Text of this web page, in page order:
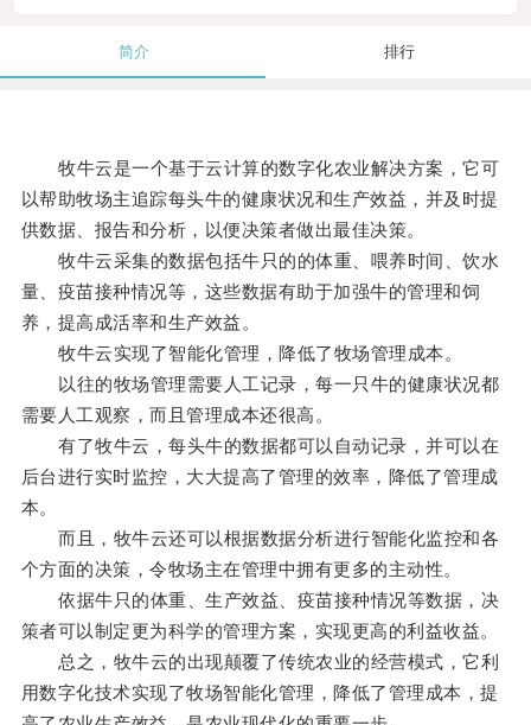
简介 排行
牧牛云是一个基于云计算的数字化农业解决方案，它可
以帮助牧场主追踪每头牛的健康状况和生产效益，并及时提
供数据、报告和分析，以便决策者做出最佳决策。
牧牛云采集的数据包括牛只的的体重、喂养时间、饮水
量、疫苗接种情况等，这些数据有助于加强牛的管理和饲
养，提高成活率和生产效益。
牧牛云实现了智能化管理，降低了牧场管理成本。
以往的牧场管理需要人工记录，每一只牛的健康状况都
需要人工观察，而且管理成本还很高。
有了牧牛云，每头牛的数据都可以自动记录，并可以在
后台进行实时监控，大大提高了管理的效率，降低了管理成
本。
而且，牧牛云还可以根据数据分析进行智能化监控和各
个方面的决策，令牧场主在管理中拥有更多的主动性。
依据牛只的体重、生产效益、疫苗接种情况等数据，决
策者可以制定更为科学的管理方案，实现更高的利益收益。
总之，牧牛云的出现颠覆了传统农业的经营模式，它利
用数字化技术实现了牧场智能化管理，降低了管理成本，提